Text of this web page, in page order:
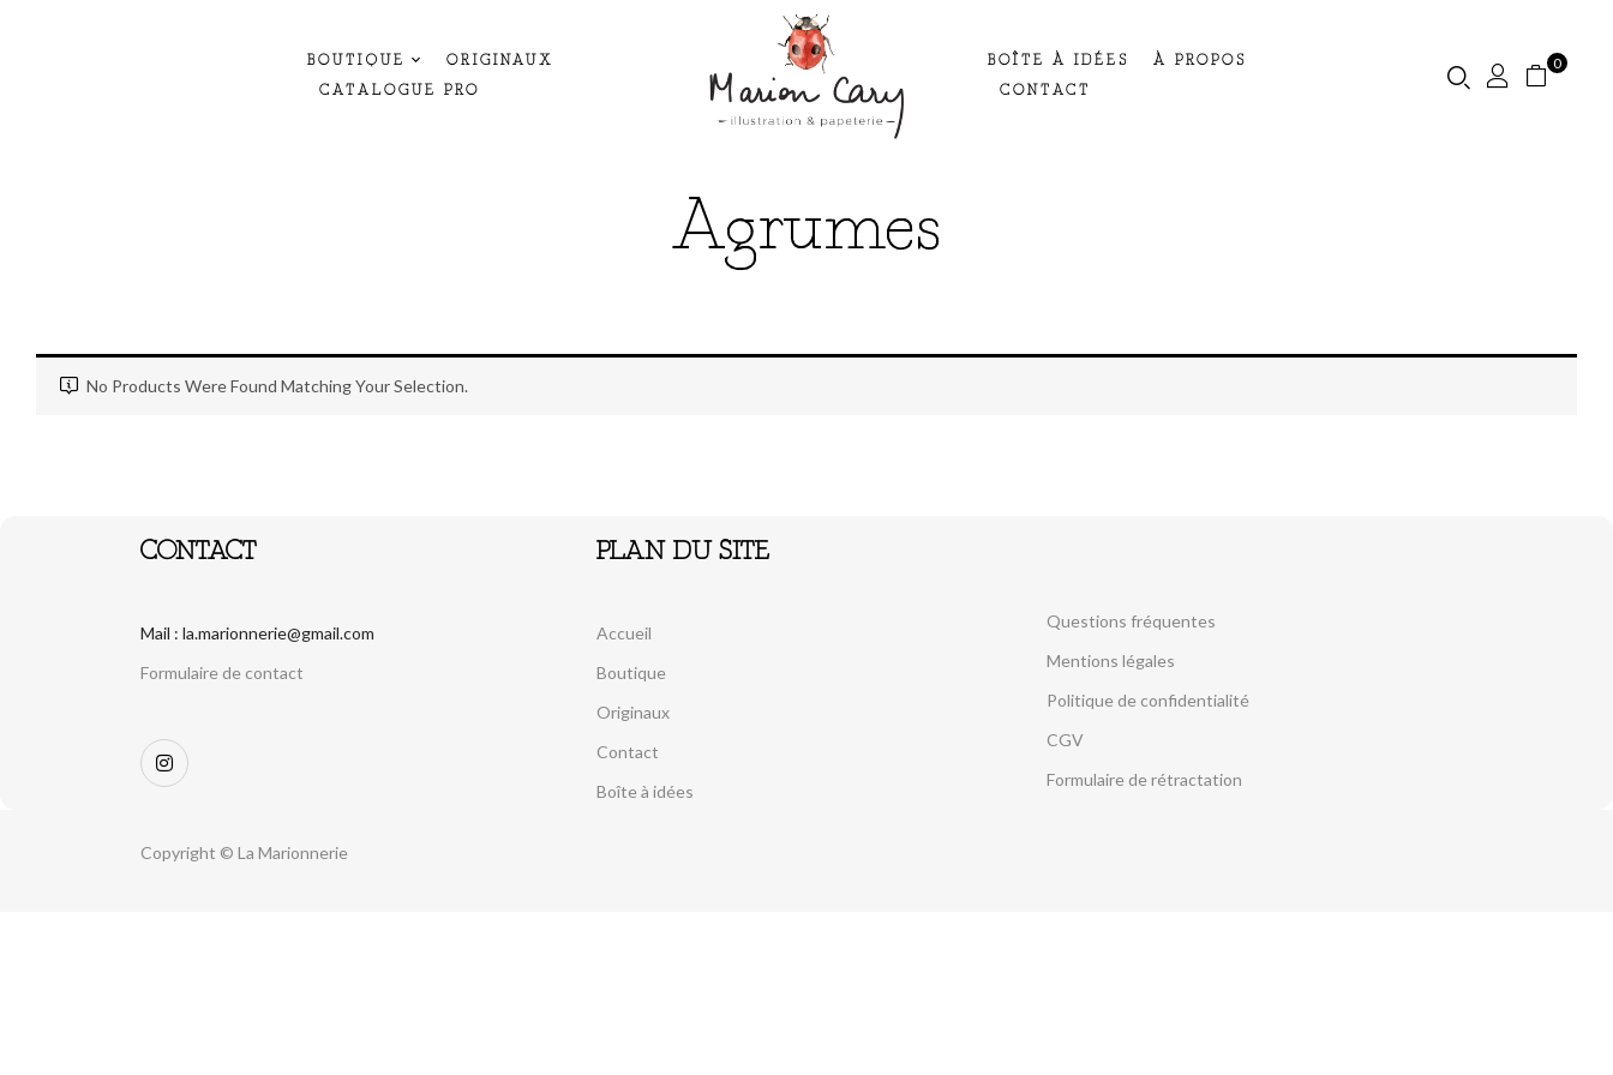
BOUTIQUE ORIGINAUX
CATALOGUE PRO
BOÎTE À IDÉES À PROPOS
CONTACT
0
Agrumes
No Products Were Found Matching Your Selection.
CONTACT
Mail : la.marionnerie@gmail.com
Formulaire de contact
PLAN DU SITE
Accueil
Boutique
Originaux
Contact
Boîte à idées
Questions fréquentes
Mentions légales
Politique de confidentialité
CGV
Formulaire de rétractation
Copyright © La Marionnerie